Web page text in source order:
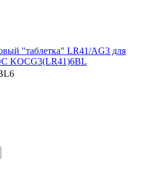
"таблетка" LR41/AG3 для
KOCG3(LR41)6BL